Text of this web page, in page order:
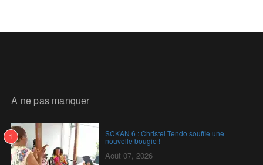
A ne pas manquer
1 SCKAN 6 : Christel Tendo souffle une
nouvelle bougie !
Août 07, 2026